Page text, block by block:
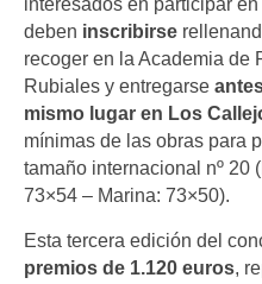
interesados en participar
deben inscribirse
recoger en la Academia de
Rubiales y entregarse
mismo lugar en Los
mínimas de las obras para
tamaño internacional nº 20
73×54 – Marina: 73×50).
Esta tercera edición del
premios de 1.120 euros,